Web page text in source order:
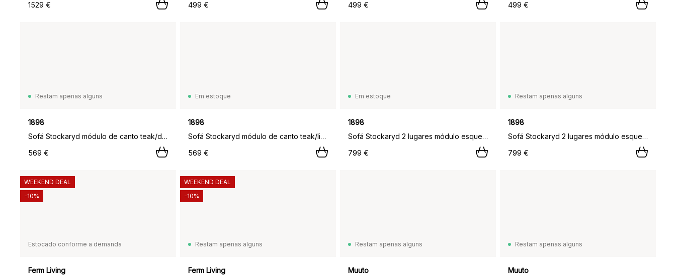
1529 €
499 €
499 €
499 €
Restam apenas alguns
1898
Sofá Stockaryd módulo de canto teak/dark grey,
569 €
Em estoque
1898
Sofá Stockaryd módulo de canto teak/light grey,
569 €
Em estoque
1898
Sofá Stockaryd 2 lugares módulo esquerdo teak/light grey,
799 €
Restam apenas alguns
1898
Sofá Stockaryd 2 lugares módulo esquerdo teak/dark grey,
799 €
Estocado conforme a demanda
Ferm Living
WEEKEND DEAL
-10%
Restam apenas alguns
Ferm Living
WEEKEND DEAL
-10%
Restam apenas alguns
Muuto
Restam apenas alguns
Muuto